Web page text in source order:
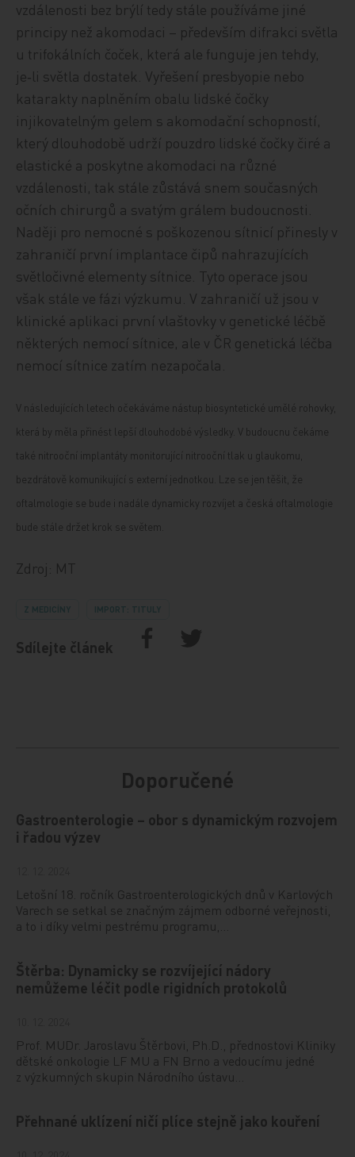
vzdálenosti bez brýlí tedy stále používáme jiné
principy než akomodaci – především difrakci světla
u trifokálních čoček, která ale funguje jen tehdy,
je‑li světla dostatek. Vyřešení presbyopie nebo
katarakty naplněním obalu lidské čočky
injikovatelným gelem s akomodační schopností,
který dlouhodobě udrží pouzdro lidské čočky čiré a
elastické a poskytne akomodaci na různé
vzdálenosti, tak stále zůstává snem současných
očních chirurgů a svatým grálem budoucnosti.
Naději pro nemocné s poškozenou sítnicí přinesly v
zahraničí první implantace čipů nahrazujících
světločivné elementy sítnice. Tyto operace jsou
však stále ve fázi výzkumu. V zahraničí už jsou v
klinické aplikaci první vlaštovky v genetické léčbě
některých nemocí sítnice, ale v ČR genetická léčba
nemocí sítnice zatím nezapočala.
V následujících letech očekáváme nástup biosyntetické umělé rohovky,
která by měla přinést lepší dlouhodobé výsledky. V budoucnu čekáme
také nitrooční implantáty monitorující nitrooční tlak u glaukomu,
bezdrátově komunikující s externí jednotkou. Lze se jen těšit, že
oftalmologie se bude i nadále dynamicky rozvíjet a česká oftalmologie
bude stále držet krok se světem.
Zdroj: MT
Z MEDICÍNY IMPORT: TITULY
Sdílejte článek
Doporučené
Gastroenterologie – obor s dynamickým rozvojem
i řadou výzev
Letošní 18. ročník Gastroenterologických dnů v Karlových
Varech se setkal se značným zájmem odborné veřejnosti,
a to i díky velmi pestrému programu,…
Štěrba: Dynamicky se rozvíjející nádory
nemůžeme léčit podle rigidních protokolů
Prof. MUDr. Jaroslavu Štěrbovi, Ph.D., přednostovi Kliniky
dětské onkologie LF MU a FN Brno a vedoucímu jedné
z výzkumných skupin Národního ústavu…
Přehnané uklízení ničí plíce stejně jako kouření